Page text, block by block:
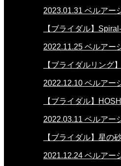
2023.01.31 ベルアー
【ブライダル】
2022.11.25 ベルアー
【ブライダルリング
2022.12.10 ベルアー
【ブライダル】
2022.03.11 ベルアー
【ブライダル】星の
2021.12.24 ベルアー